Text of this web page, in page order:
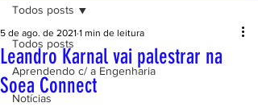
Todos posts
Aprendendo c/ a Engenharia
Notícias
Todos posts
Leandro Karnal vai palestrar na
Soea Connect
5 de ago. de 2021 1 min de leitura